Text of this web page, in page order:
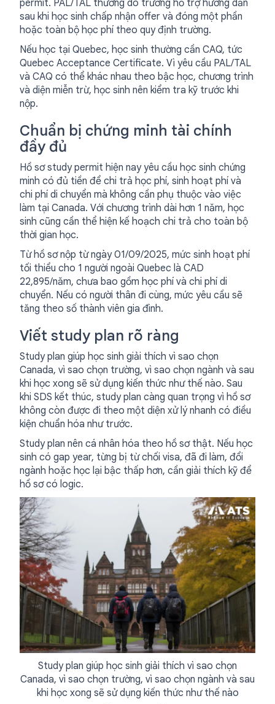
permit. PAL/TAL thường do trường hỗ trợ hướng dẫn
sau khi học sinh chấp nhận offer và đóng một phần
hoặc toàn bộ học phí theo quy định trường.
Nếu học tại Quebec, học sinh thường cần CAQ, tức
Quebec Acceptance Certificate. Vì yêu cầu PAL/TAL
và CAQ có thể khác nhau theo bậc học, chương trình
và diện miễn trừ, học sinh nên kiểm tra kỹ trước khi
nộp.
Chuẩn bị chứng minh tài chính
đầy đủ
Hồ sơ study permit hiện nay yêu cầu học sinh chứng
minh có đủ tiền để chi trả học phí, sinh hoạt phí và
chi phí di chuyển mà không cần phụ thuộc vào việc
làm tại Canada. Với chương trình dài hơn 1 năm, học
sinh cũng cần thể hiện kế hoạch chi trả cho toàn bộ
thời gian học.
Từ hồ sơ nộp từ ngày 01/09/2025, mức sinh hoạt phí
tối thiểu cho 1 người ngoài Quebec là CAD
22,895/năm, chưa bao gồm học phí và chi phí di
chuyển. Nếu có người thân đi cùng, mức yêu cầu sẽ
tăng theo số thành viên gia đình.
Viết study plan rõ ràng
Study plan giúp học sinh giải thích vì sao chọn
Canada, vì sao chọn trường, vì sao chọn ngành và sau
khi học xong sẽ sử dụng kiến thức như thế nào. Sau
khi SDS kết thúc, study plan càng quan trọng vì hồ sơ
không còn được đi theo một diện xử lý nhanh có điều
kiện chuẩn hóa như trước.
Study plan nên cá nhân hóa theo hồ sơ thật. Nếu học
sinh có gap year, từng bị từ chối visa, đã đi làm, đổi
ngành hoặc học lại bậc thấp hơn, cần giải thích kỹ để
hồ sơ có logic.
Study plan giúp học sinh giải thích vì sao chọn
Canada, vì sao chọn trường, vì sao chọn ngành và sau
khi học xong sẽ sử dụng kiến thức như thế nào